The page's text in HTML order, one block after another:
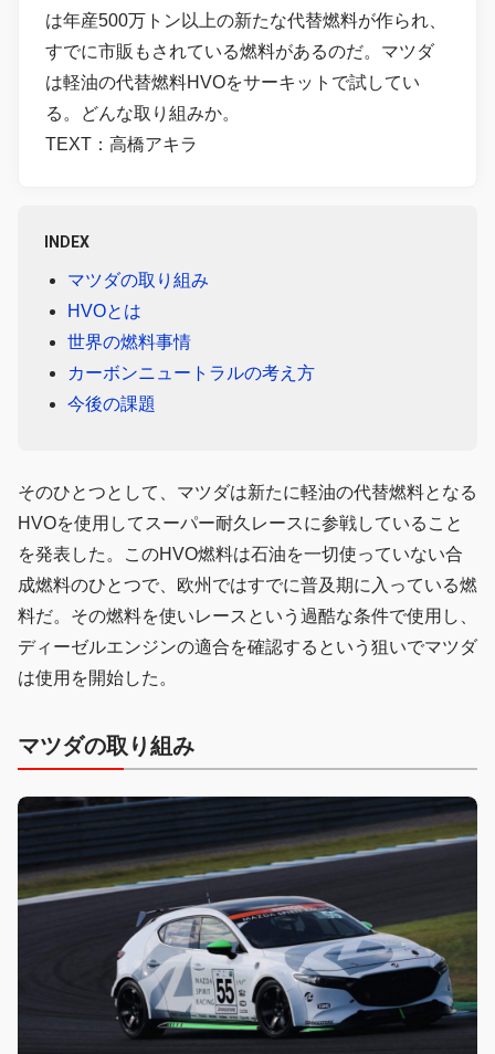
は年産500万トン以上の新たな代替燃料が作られ、
すでに市販もされている燃料があるのだ。マツダ
は軽油の代替燃料HVOをサーキットで試してい
る。どんな取り組みか。
TEXT：高橋アキラ
INDEX
マツダの取り組み
HVOとは
世界の燃料事情
カーボンニュートラルの考え方
今後の課題
そのひとつとして、マツダは新たに軽油の代替燃料となる
HVOを使用してスーパー耐久レースに参戦していること
を発表した。このHVO燃料は石油を一切使っていない合
成燃料のひとつで、欧州ではすでに普及期に入っている燃
料だ。その燃料を使いレースという過酷な条件で使用し、
ディーゼルエンジンの適合を確認するという狙いでマツダ
は使用を開始した。
マツダの取り組み